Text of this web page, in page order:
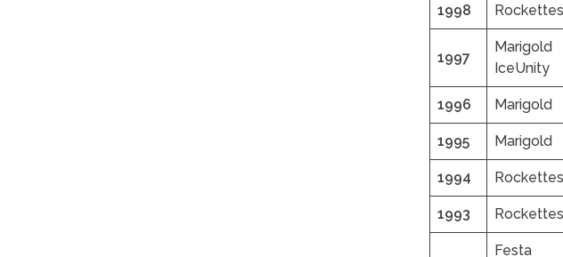
1998 Rockettes
1997
Marigold
IceUnity
1996 Marigold
1995 Marigold
1994 Rockettes
1993 Rockettes
Festa